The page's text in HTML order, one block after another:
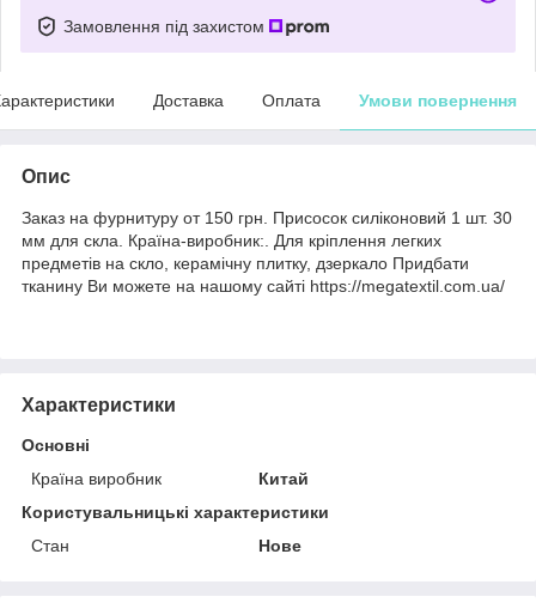
Замовлення під захистом
Доставка Оплата Умови повернення
Опис
Заказ на фурнитуру от 150 грн. Присосок силіконовий 1 шт. 30
мм для скла. Країна-виробник:. Для кріплення легких
предметів на скло, керамічну плитку, дзеркало Придбати
тканину Ви можете на нашому сайті https://megatextil.com.ua/
Характеристики
Основні
Країна виробник
Китай
Користувальницькі характеристики
Стан
Нове